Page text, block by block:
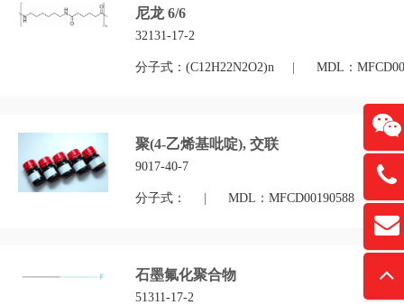
尼龙 6/6
32131-17-2
分子式：(C12H22N2O2)n MDL：
聚(4-乙烯基吡啶), 交联
9017-40-7
分子式： MDL：MFCD00190588
石墨氟化聚合物
51311-17-2